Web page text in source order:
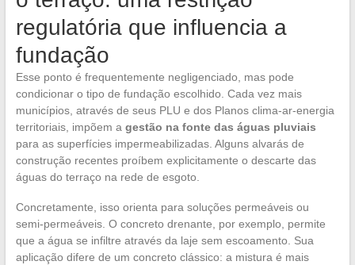
regulatória que influencia a
fundação
Esse ponto é frequentemente negligenciado, mas pode
condicionar o tipo de fundação escolhido. Cada vez mais
municípios, através de seus PLU e dos Planos clima-ar-energia
territoriais, impõem a gestão na fonte das águas pluviais
para as superfícies impermeabilizadas. Alguns alvarás de
construção recentes proíbem explicitamente o descarte das
águas do terraço na rede de esgoto.
Concretamente, isso orienta para soluções permeáveis ou
semi-permeáveis. O concreto drenante, por exemplo, permite
que a água se infiltre através da laje sem escoamento. Sua
aplicação difere de um concreto clássico: a mistura é mais